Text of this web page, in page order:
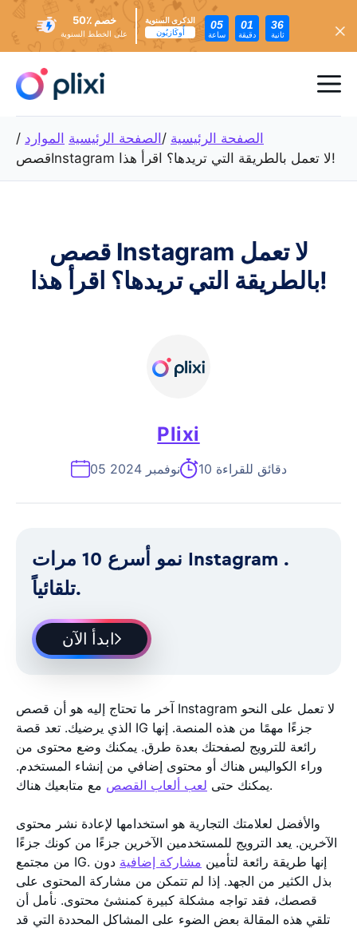
إلى
المحتوى
خصم ٪50
على الخطط السنوية
الذكرى السنوية
أُوكَازيُون
05
ساعة
01
دقيقة
34
ثانية
الصفحة الرئيسية / الصفحة الرئيسية الموارد /
قصصInstagram لا تعمل بالطريقة التي تريدها؟ اقرأ هذا!
قصص Instagram لا تعمل
بالطريقة التي تريدها؟ اقرأ هذا!
Plixi
05 نوفمبر 2024 10 دقائق للقراءة
نمو أسرع 10 مرات Instagram .
تلقائياً.
ابدأ الآن
آخر ما تحتاج إليه هو أن قصص Instagram لا تعمل على النحو
الذي يرضيك. تعد قصة IG جزءًا مهمًا من هذه المنصة. إنها
رائعة للترويج لصفحتك بعدة طرق. يمكنك وضع محتوى من
وراء الكواليس هناك أو محتوى إضافي من إنشاء المستخدم.
يمكنك حتى لعب ألعاب القصص مع متابعيك هناك.
والأفضل لعلامتك التجارية هو استخدامها لإعادة نشر محتوى
الآخرين. يعد الترويج للمستخدمين الآخرين جزءًا من كونك جزءًا
من مجتمع IG. إنها طريقة رائعة لتأمين مشاركة إضافية دون
بذل الكثير من الجهد. إذا لم تتمكن من مشاركة المحتوى على
قصصك، فقد تواجه مشكلة كبيرة كمنشئ محتوى. نأمل أن
تلقي هذه المقالة بعض الضوء على المشاكل المحددة التي قد